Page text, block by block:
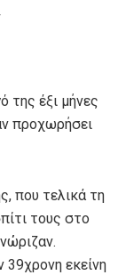
της έξι μήνες
προχωρήσει
που τελικά τη
τους στο
εκείνη